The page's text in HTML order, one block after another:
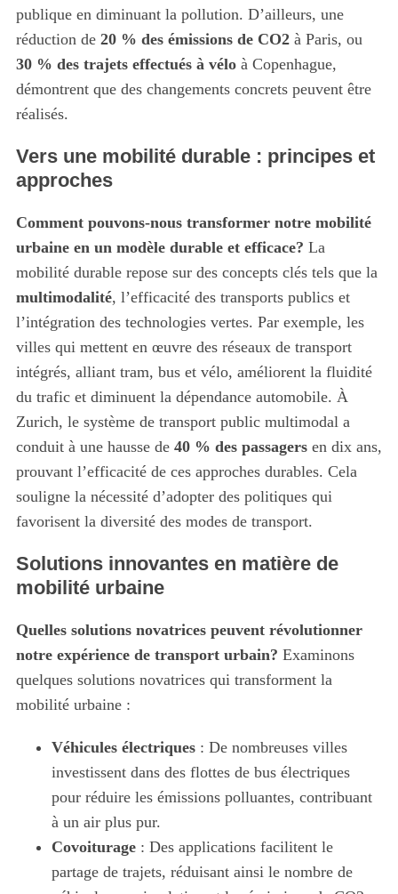
publique en diminuant la pollution. D’ailleurs, une
réduction de 20 % des émissions de CO2à Paris, ou
30 % des trajets effectués à véloà Copenhague,
démontrent que des changements concrets peuvent être
réalisés.
Vers une mobilité durable : principes et
approches
Comment pouvons-nous transformer notre mobilité
urbaine en un modèle durable et efficace? La
mobilité durable repose sur des concepts clés tels que la
multimodalité, l’efficacité des transports publics et
l’intégration des technologies vertes. Par exemple, les
villes qui mettent en œuvre des réseaux de transport
intégrés, alliant tram, bus et vélo, améliorent la fluidité
du trafic et diminuent la dépendance automobile. À
Zurich, le système de transport public multimodal a
conduit à une hausse de 40 % des passagersen dix ans,
prouvant l’efficacité de ces approches durables. Cela
souligne la nécessité d’adopter des politiques qui
favorisent la diversité des modes de transport.
Solutions innovantes en matière de
mobilité urbaine
Quelles solutions novatrices peuvent révolutionner
notre expérience de transport urbain? Examinons
quelques solutions novatrices qui transforment la
mobilité urbaine :
Véhicules électriques: De nombreuses villes
investissent dans des flottes de bus électriques
pour réduire les émissions polluantes, contribuant
à un air plus pur.
Covoiturage: Des applications facilitent le
partage de trajets, réduisant ainsi le nombre de